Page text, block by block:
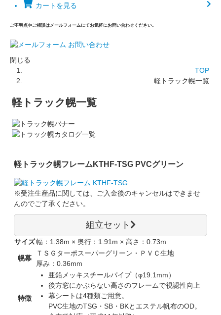
カートを見る
ご不明点やご相談はメールフォームにてお気軽にお問い合わせください。
閉じる
TOP
軽トラック幌一覧
軽トラック幌一覧
軽トラック幌フレームKTHF-TSG PVCグリーン
※受注生産品に関しては、 ご入金後のキャンセルはできませ
んのでご了承ください。
組立セット
サイズ幅：1.38m × 奥行：1.91m × 高さ：0.73m
幌幕
ＴＳＧターポスーパーグリーン・ＰＶＣ生地
厚み：0.36mm
特徴
亜鉛メッキスチールパイプ（φ19.1mm）
後方窓にかぶらない高さのフレームで視認性向上
幕シートは4種類ご用意。
PVC生地のTSG・SB・BKとエステル帆布のOD。